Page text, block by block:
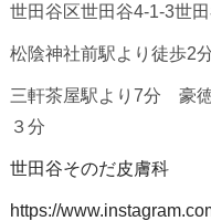
世田谷区世田谷4-1-3世
松陰神社前駅より徒歩2
三軒茶屋駅より7分 豪
３分
世田谷そのだ皮膚科
https://